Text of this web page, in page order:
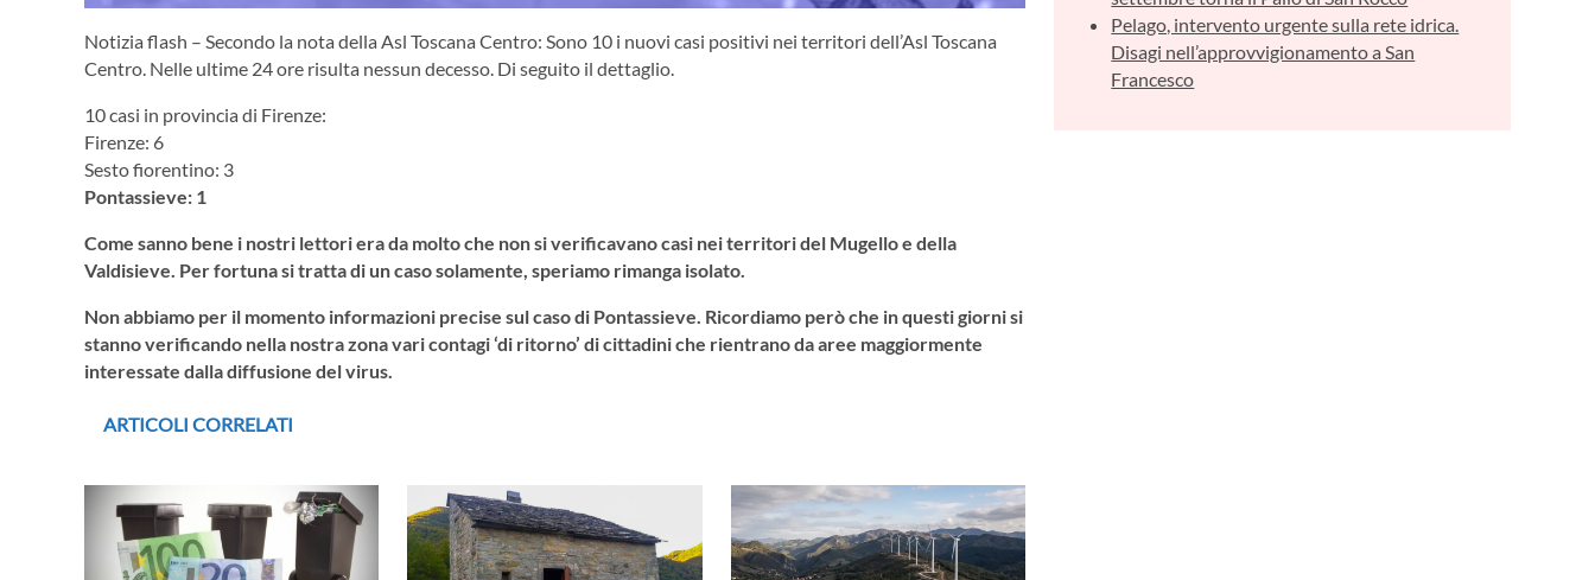
Notizia flash – Secondo la nota della Asl Toscana Centro: Sono 10 i nuovi casi positivi nei territori dell’Asl Toscana
Centro. Nelle ultime 24 ore risulta nessun decesso. Di seguito il dettaglio.
10 casi in provincia di Firenze:
Firenze: 6
Sesto fiorentino: 3
Pontassieve: 1
Come sanno bene i nostri lettori era da molto che non si verificavano casi nei territori del Mugello e della
Valdisieve. Per fortuna si tratta di un caso solamente, speriamo rimanga isolato.
Non abbiamo per il momento informazioni precise sul caso di Pontassieve. Ricordiamo però che in questi giorni si
stanno verificando nella nostra zona vari contagi ‘di ritorno’ di cittadini che rientrano da aree maggiormente
interessate dalla diffusione del virus.
ARTICOLI CORRELATI
Pelago, intervento urgente sulla rete idrica.
Disagi nell’approvvigionamento a San
Francesco